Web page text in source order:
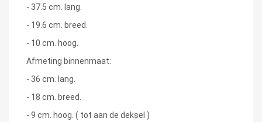
- 37.5 cm. lang.
- 19.6 cm. breed.
- 10 cm. hoog.
Afmeting binnenmaat:
- 36 cm. lang.
- 18 cm. breed.
- 9 cm. hoog. ( tot aan de deksel )